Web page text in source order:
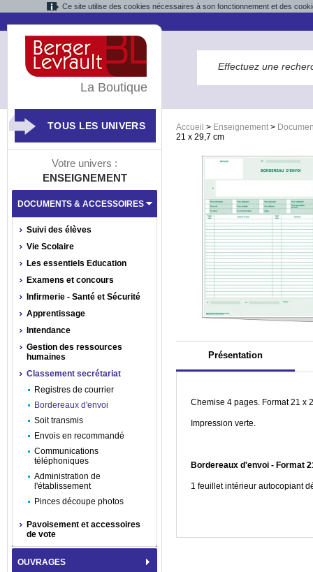
Ce site utilise des cookies nécessaires à son fonctionnement et des
Accueil > Enseignement >
21 x 29,7 cm
Présentation
Chemise 4 pages. Format 21 x
Impression verte.
Bordereaux d'envoi - Format
1 feuillet intérieur autocopiant
La Boutique
TOUS LES UNIVERS
Votre univers :
ENSEIGNEMENT
DOCUMENTS & ACCESSOIRES
Suivi des élèves
Vie Scolaire
Les essentiels Education
Examens et concours
Infirmerie - Santé et Sécurité
Apprentissage
Intendance
Gestion des ressources
humaines
Classement secrétariat
Registres de courrier
Bordereaux d'envoi
Soit transmis
Envois en recommandé
Communications
téléphoniques
Administration de
l'établissement
Pinces découpe photos
Pavoisement et accessoires
de vote
OUVRAGES